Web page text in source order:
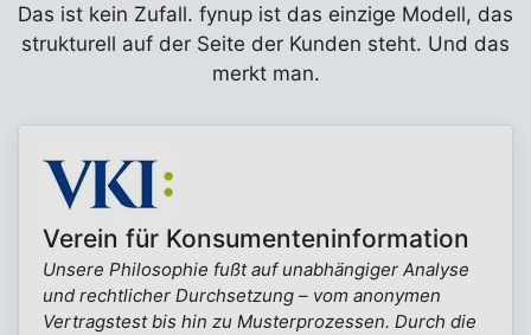
Das ist kein Zufall. fynup ist das einzige Modell, das
strukturell auf der Seite der Kunden steht. Und das
merkt man.
Verein für Konsumenteninformation
Unsere Philosophie fußt auf unabhängiger Analyse
und rechtlicher Durchsetzung – vom anonymen
Vertragstest bis hin zu Musterprozessen. Durch die